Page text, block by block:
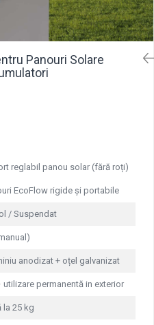
Panouri Solare
reglabil panou solar (fără roți)
EcoFlow rigide și portabile
/ Suspendat
anodizat + oțel galvanizat
utilizare permanentă in exterior
la 25 kg